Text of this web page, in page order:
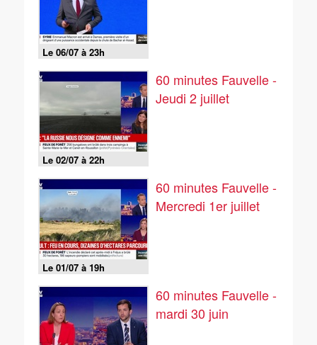
Le 06/07 à 23h
Le 02/07 à 22h
60 minutes Fauvelle -
Jeudi 2 juillet
Le 01/07 à 19h
60 minutes Fauvelle -
Mercredi 1er juillet
60 minutes Fauvelle -
mardi 30 juin